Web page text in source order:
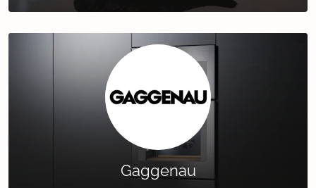
Gaggenau